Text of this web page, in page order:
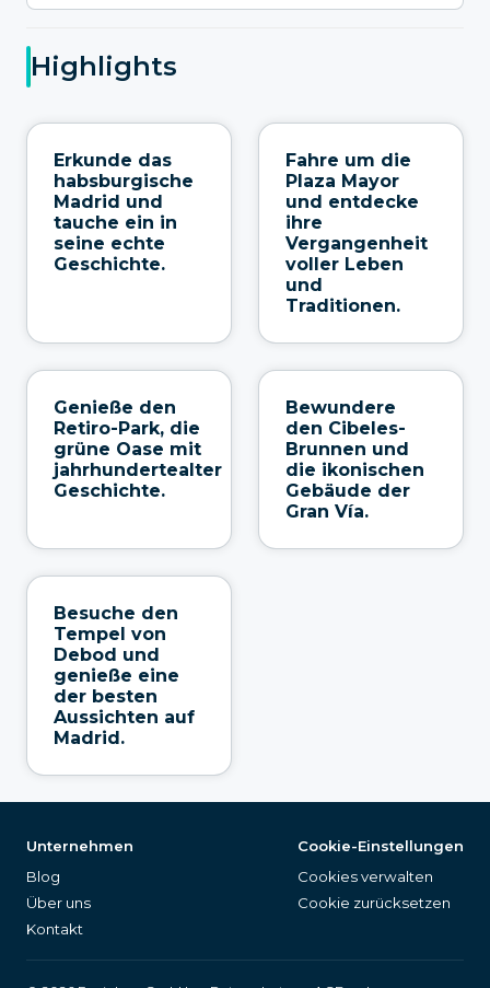
Highlights
Erkunde das
habsburgische
Madrid und
tauche ein in
seine echte
Geschichte.
Fahre um die
Plaza Mayor
und entdecke
ihre
Vergangenheit
voller Leben
und
Traditionen.
Genieße den
Retiro-Park, die
grüne Oase mit
jahrhundertealter
Geschichte.
Bewundere
den Cibeles-
Brunnen und
die ikonischen
Gebäude der
Gran Vía.
Besuche den
Tempel von
Debod und
genieße eine
der besten
Aussichten auf
Madrid.
Unternehmen
Blog
Über uns
Kontakt
Cookie-Einstellungen
Cookies verwalten
Cookie zurücksetzen